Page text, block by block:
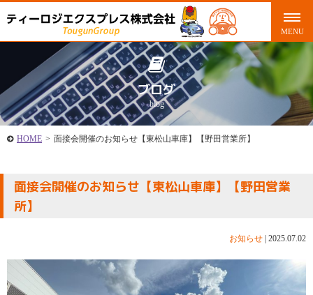
ブログ
blog
HOME > 面接会開催のお知らせ【東松山車庫】【野田営業所】
面接会開催のお知らせ【東松山車庫】【野田営業
所】
お知らせ 2025.07.02